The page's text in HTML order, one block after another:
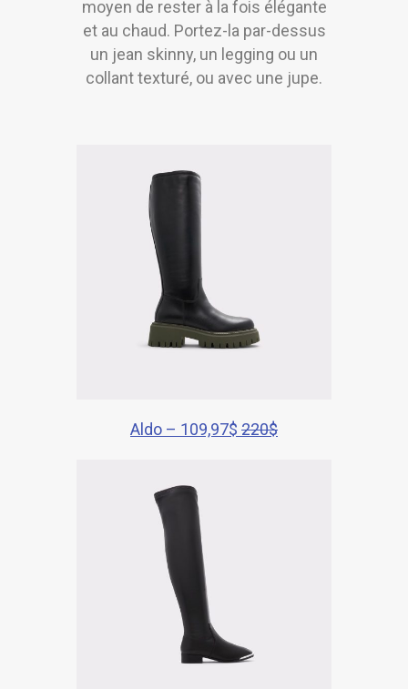
moyen de rester à la fois élégante
et au chaud. Portez-la par-dessus
un jean skinny, un legging ou un
collant texturé, ou avec une jupe.
Aldo – 109,97$ 220$